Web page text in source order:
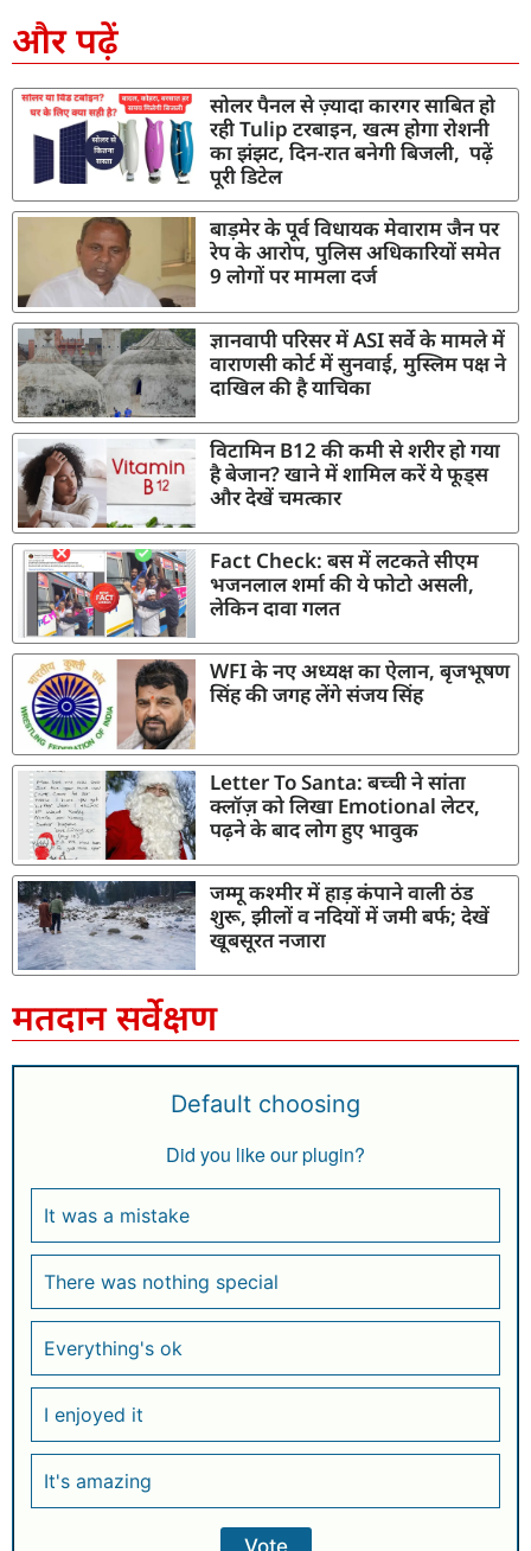
और पढ़ें
सोलर पैनल से ज़्यादा कारगर साबित हो
रही Tulip टरबाइन, खत्म होगा रोशनी
का झंझट, दिन-रात बनेगी बिजली, पढ़ें
पूरी डिटेल
बाड़मेर के पूर्व विधायक मेवाराम जैन पर
रेप के आरोप, पुलिस अधिकारियों समेत
9 लोगों पर मामला दर्ज
ज्ञानवापी परिसर में ASI सर्वे के मामले में
वाराणसी कोर्ट में सुनवाई, मुस्लिम पक्ष ने
दाखिल की है याचिका
विटामिन B12 की कमी से शरीर हो गया
है बेजान? खाने में शामिल करें ये फूड्स
और देखें चमत्कार
Fact Check: बस में लटकते सीएम
भजनलाल शर्मा की ये फोटो असली,
लेकिन दावा गलत
WFI के नए अध्यक्ष का ऐलान, बृजभूषण
सिंह की जगह लेंगे संजय सिंह
Letter To Santa: बच्ची ने सांता
क्लॉज़ को लिखा Emotional लेटर,
पढ़ने के बाद लोग हुए भावुक
जम्मू कश्मीर में हाड़ कंपाने वाली ठंड
शुरू, झीलों व नदियों में जमी बर्फ; देखें
खूबसूरत नजारा
मतदान सर्वेक्षण
Default choosing
Did you like our plugin?
It was a mistake
There was nothing special
Everything's ok
I enjoyed it
It's amazing